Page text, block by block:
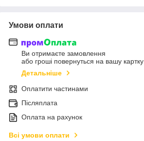
Умови оплати
Ви отримаєте замовлення
або гроші повернуться на вашу картку
Детальніше
Оплатити частинами
Післяплата
Оплата на рахунок
Всі умови оплати